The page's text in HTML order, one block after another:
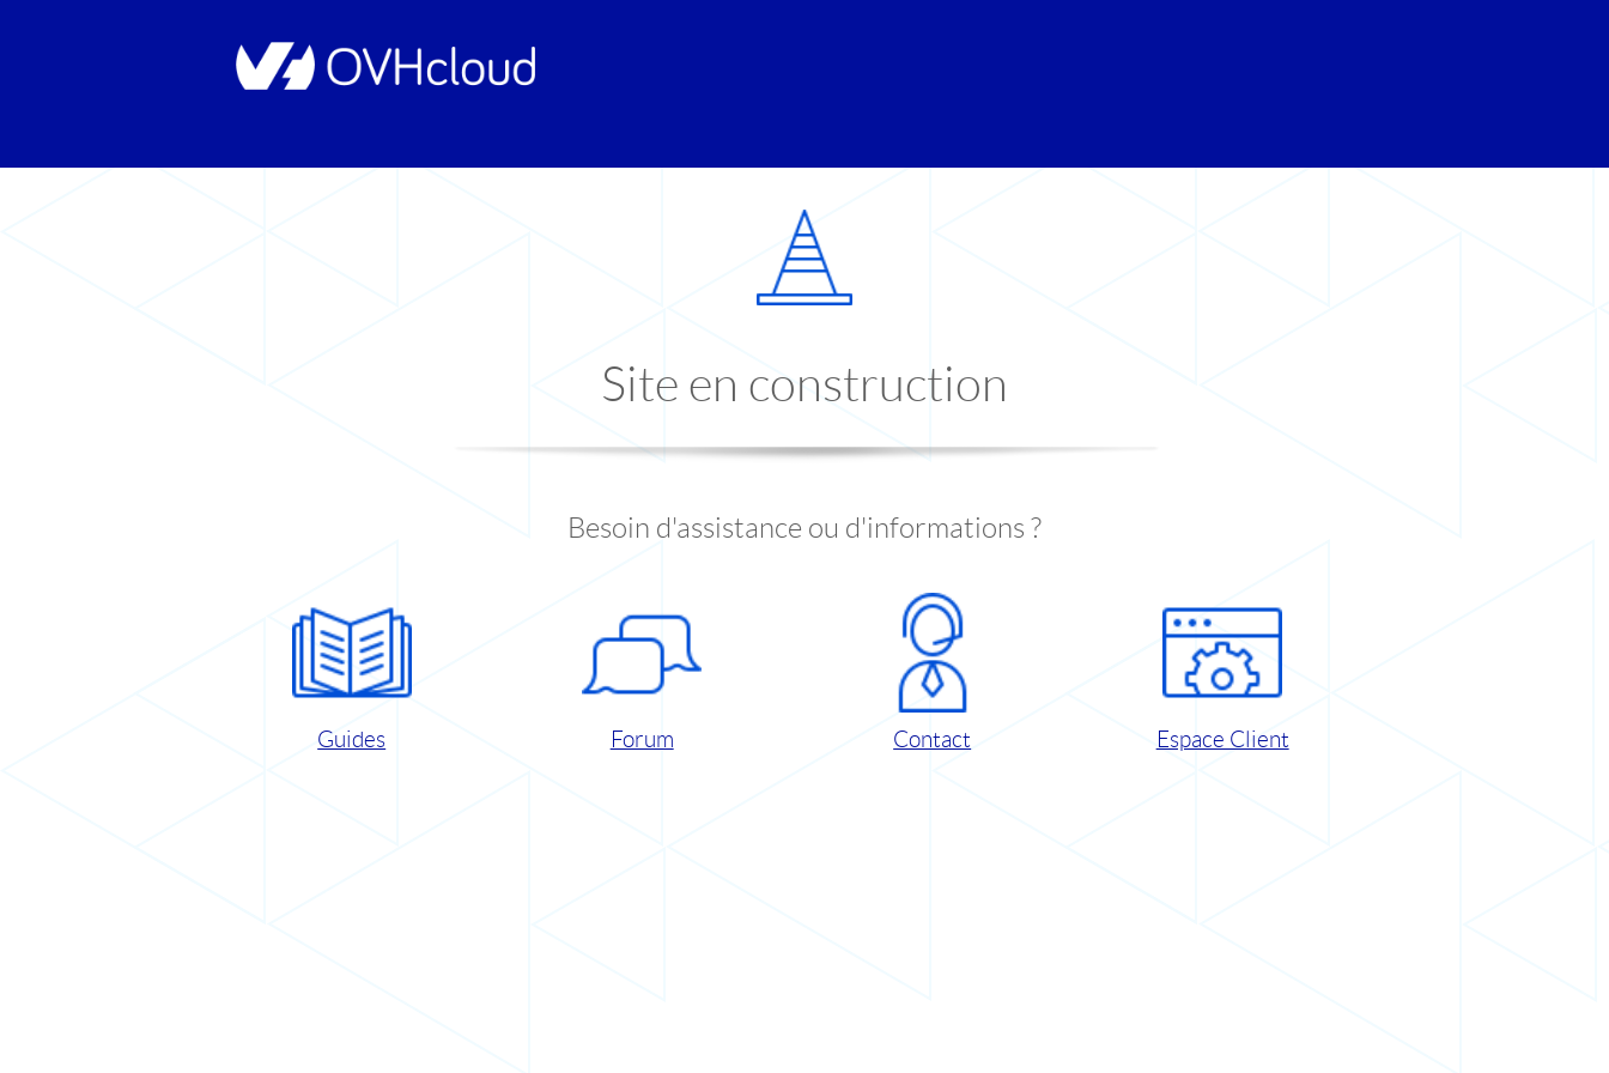
Site en construction
Besoin d'assistance ou d'informations ?
Guides Forum Contact Espace Client